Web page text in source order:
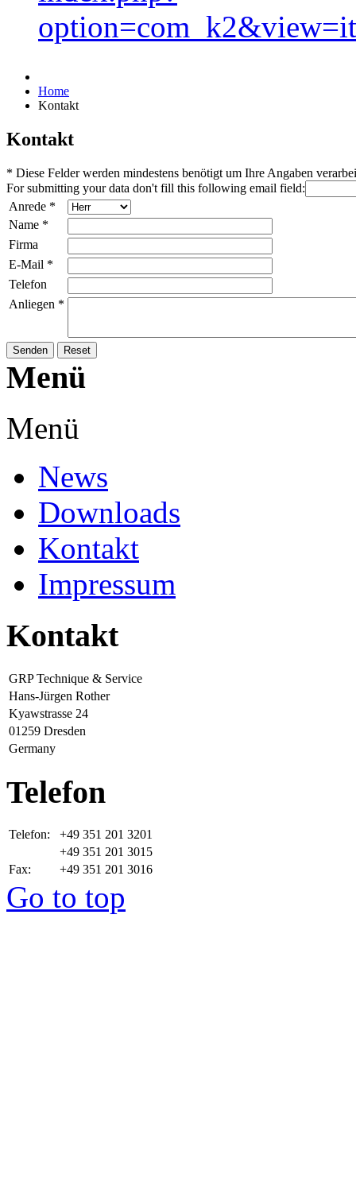
Home
Kontakt
Kontakt
* Diese Felder werden mindestens benötigt um Ihre Angaben
For submitting your data don't fill this following email field:
Anrede *
Name *
Firma
E-Mail *
Telefon
Anliegen *
Menü
Menü
News
Downloads
Kontakt
Impressum
Kontakt
GRP Technique & Service
Hans-Jürgen Rother
Kyawstrasse 24
01259 Dresden
Germany
Telefon
Telefon:
+49 351 201 3201
+49 351 201 3015
Fax:
+49 351 201 3016
Go to top